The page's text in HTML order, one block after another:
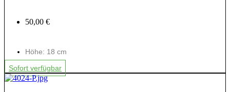
50,00 €
Höhe: 18 cm
Sofort verfügbar